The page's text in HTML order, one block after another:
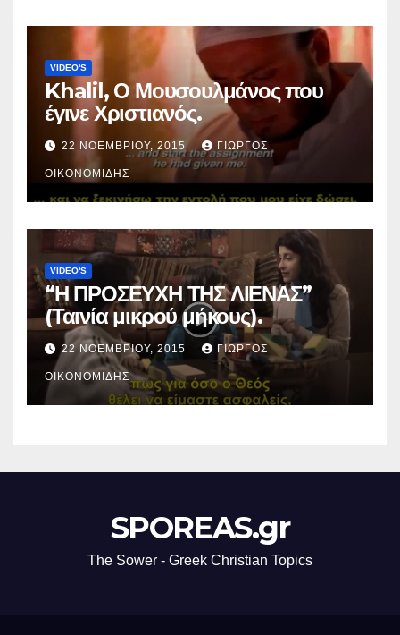
VIDEO'S
Khalil, Ο Μουσουλμάνος που
έγινε Χριστιανός.
22 ΝΟΕΜΒΡΊΟΥ, 2015 ΓΙΏΡΓΟΣ
ΟΙΚΟΝΟΜΊΔΗΣ
VIDEO'S
“Η ΠΡΟΣΕΥΧΗ ΤΗΣ ΛΙΕΝΑΣ”
(Ταινία μικρού μήκους).
22 ΝΟΕΜΒΡΊΟΥ, 2015 ΓΙΏΡΓΟΣ
ΟΙΚΟΝΟΜΊΔΗΣ
SPOREAS.gr
The Sower - Greek Christian Topics